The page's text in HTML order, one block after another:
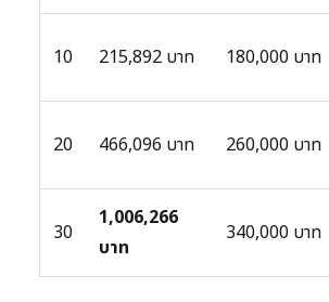
10 215,892 บาท 180,000 บาท
20 466,096 บาท 260,000 บาท
30
1,006,266
บาท
340,000 บาท